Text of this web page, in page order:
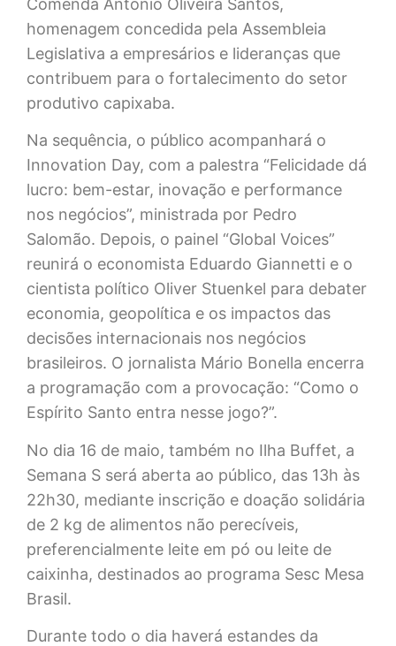
Comenda Antônio Oliveira Santos,
homenagem concedida pela Assembleia
Legislativa a empresários e lideranças que
contribuem para o fortalecimento do setor
produtivo capixaba.
Na sequência, o público acompanhará o
Innovation Day, com a palestra “Felicidade dá
lucro: bem-estar, inovação e performance
nos negócios”, ministrada por Pedro
Salomão. Depois, o painel “Global Voices”
reunirá o economista Eduardo Giannetti e o
cientista político Oliver Stuenkel para debater
economia, geopolítica e os impactos das
decisões internacionais nos negócios
brasileiros. O jornalista Mário Bonella encerra
a programação com a provocação: “Como o
Espírito Santo entra nesse jogo?”.
No dia 16 de maio, também no Ilha Buffet, a
Semana S será aberta ao público, das 13h às
22h30, mediante inscrição e doação solidária
de 2 kg de alimentos não perecíveis,
preferencialmente leite em pó ou leite de
caixinha, destinados ao programa Sesc Mesa
Brasil.
Durante todo o dia haverá estandes da